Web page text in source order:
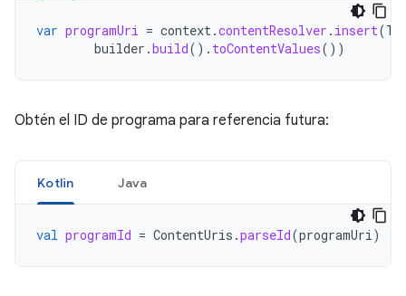
var programUri = context.contentResolver . insert(
builder .build(). toContentValues())
Obtén el ID de programa para referencia futura:
Kotlin Java
val programId = ContentUris .parseId(programUri)